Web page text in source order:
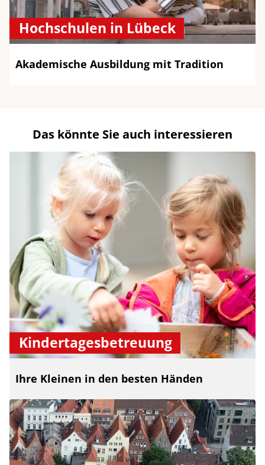
Hochschulen in Lübeck
Akademische Ausbildung mit Tradition
Das könnte Sie auch interessieren
Kindertagesbetreuung
Ihre Kleinen in den besten Händen